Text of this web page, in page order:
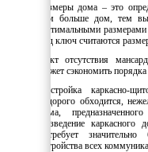
Размеры дома – это
чем больше дом, тем
Оптимальными
под ключ считаются
Факт отсутствия
может сэкономить
Постройка каркасно-
недорого обходится,
дома,
Возведение
потребует
устройства всех